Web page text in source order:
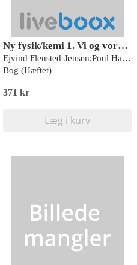
Ny fysik/kemi 1. Vi og vores omverden
Ejvind Flensted-Jensen;Poul Hanghøj;Poul Thomsen
Bog (Hæftet)
371 kr
Læg i kurv